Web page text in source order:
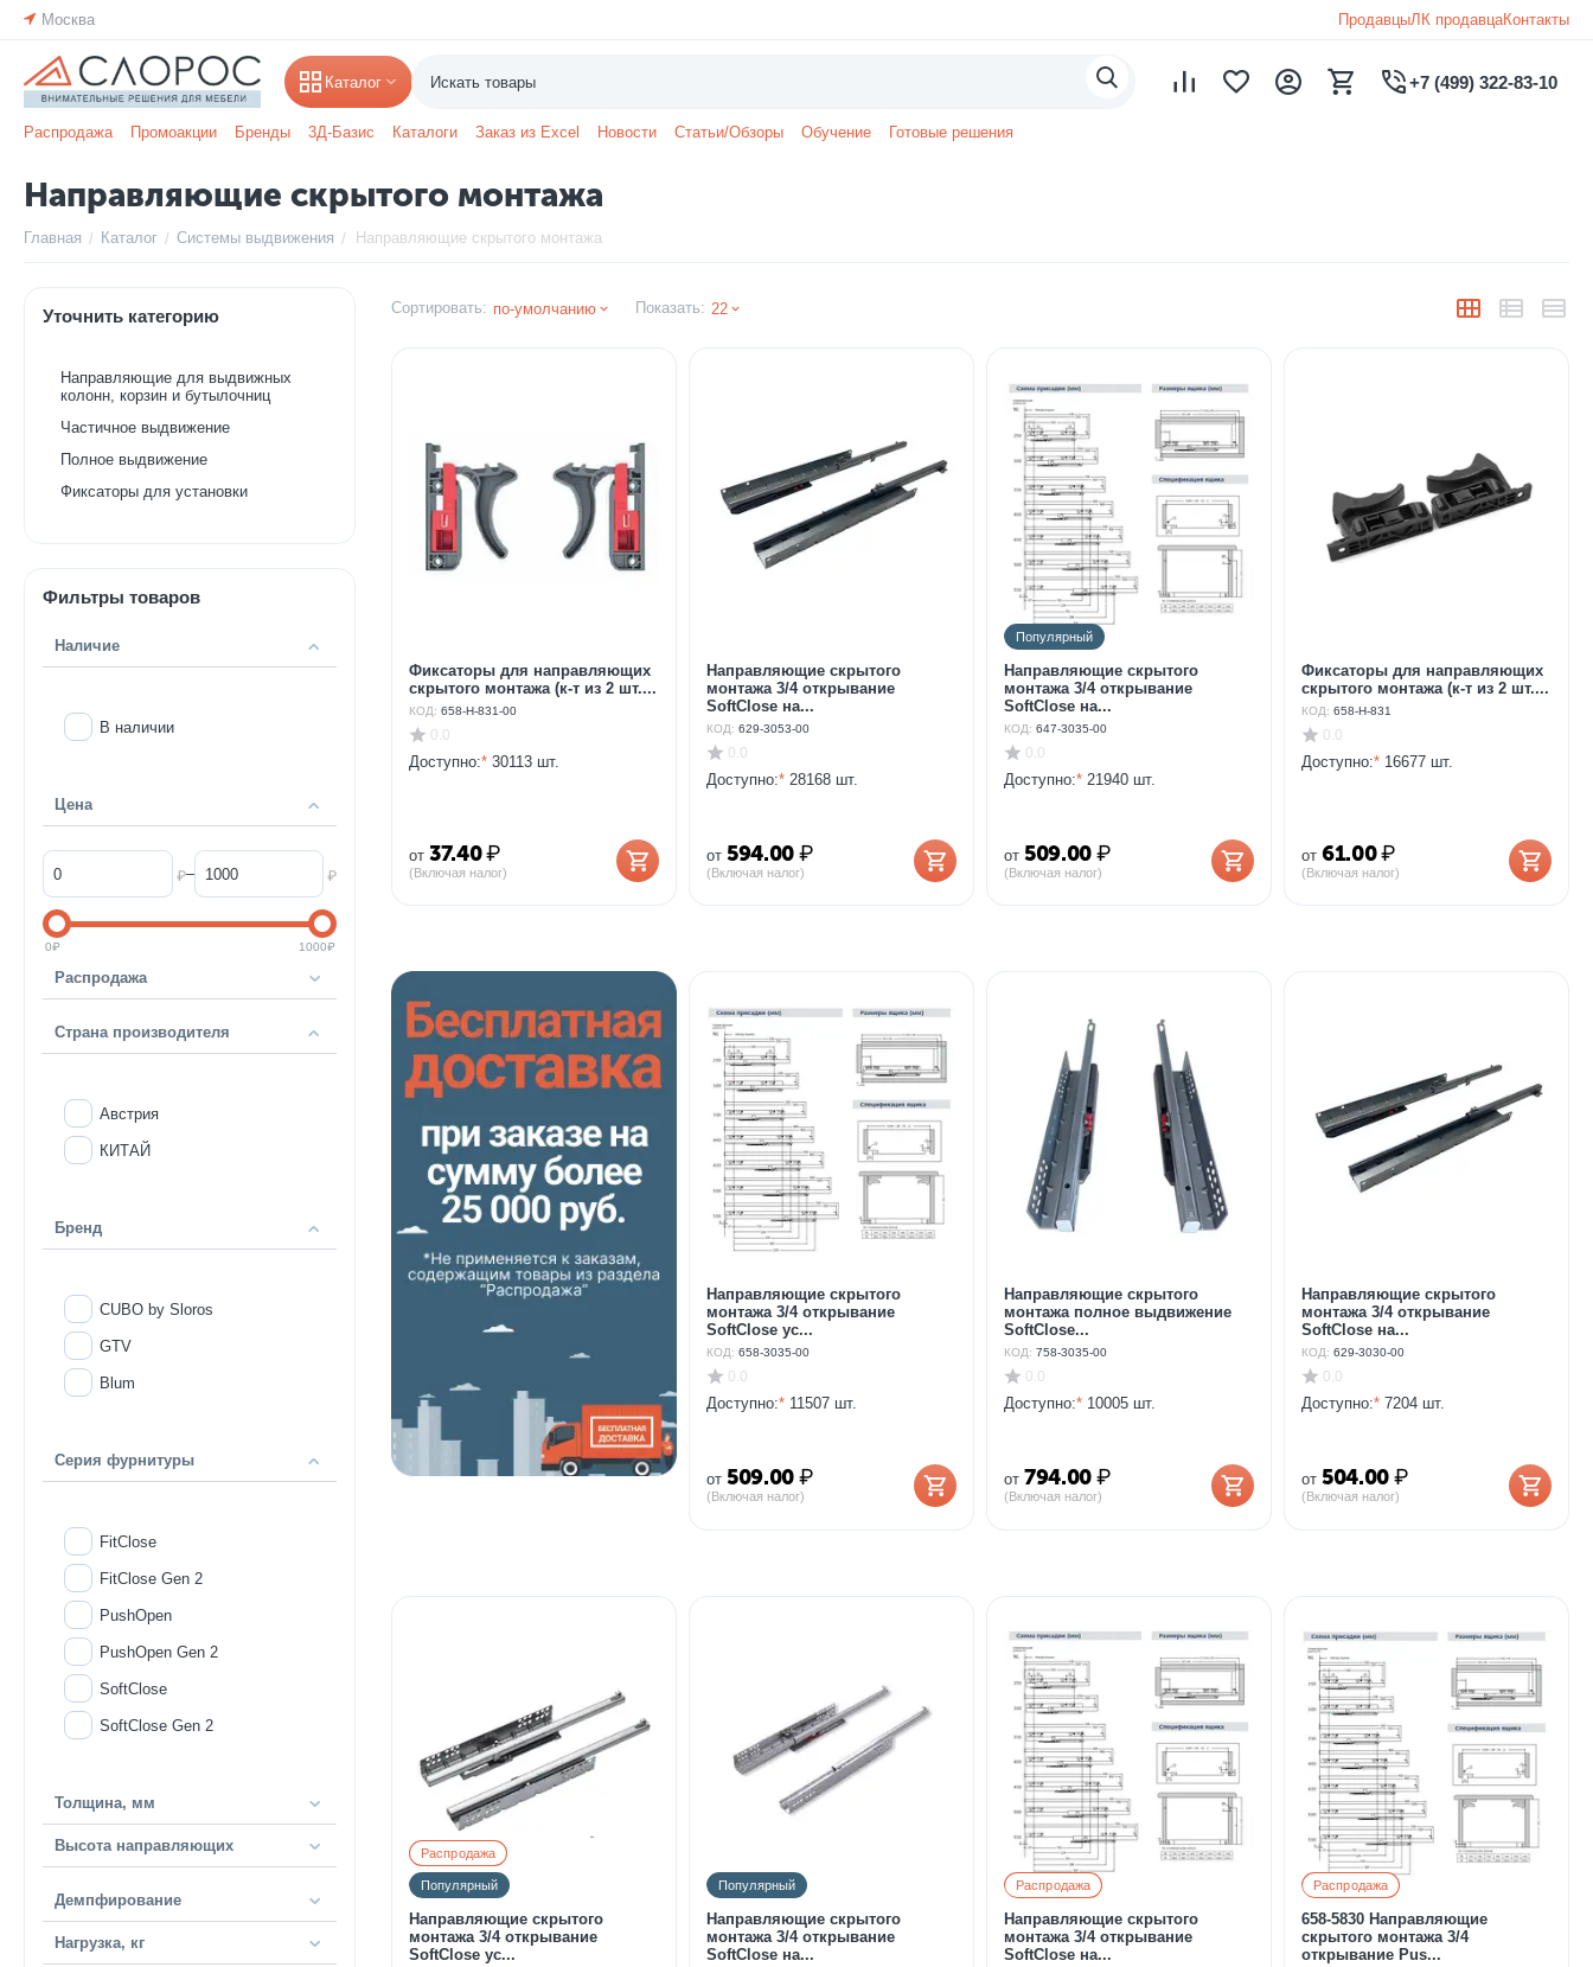
Москва ПродавцыЛК продавцаКонтакты
Каталог +7 (499) 322-83-10
Распродажа Промоакции Бренды 3Д-Базис Каталоги Заказ из Excel Новости Статьи/Обзоры Обучение Готовые решения
Направляющие скрытого монтажа
Главная / Каталог / Системы выдвижения / Направляющие скрытого монтажа
Сортировать: по-умолчанию Показать: 22
Фиксаторы для направляющих
скрытого монтажа (к-т из 2 шт....
КОД: 658-H-831-00
0.0
Доступно:* 30113 шт.
от 37.40₽
(Включая налог)
Направляющие скрытого
монтажа 3/4 открывание
SoftClose на...
КОД: 629-3053-00
0.0
Доступно:* 28168 шт.
от 594.00₽
(Включая налог)
Популярный
Направляющие скрытого
монтажа 3/4 открывание
SoftClose на...
КОД: 647-3035-00
0.0
Доступно:* 21940 шт.
от 509.00₽
(Включая налог)
Фиксаторы для направляющих
скрытого монтажа (к-т из 2 шт....
КОД: 658-H-831
0.0
Доступно:* 16677 шт.
от 61.00₽
(Включая налог)
Направляющие скрытого
монтажа 3/4 открывание
SoftClose ус...
КОД: 658-3035-00
0.0
Доступно:* 11507 шт.
от 509.00₽
(Включая налог)
Направляющие скрытого
монтажа полное выдвижение
SoftClose...
КОД: 758-3035-00
0.0
Доступно:* 10005 шт.
от 794.00₽
(Включая налог)
Направляющие скрытого
монтажа 3/4 открывание
SoftClose на...
КОД: 629-3030-00
0.0
Доступно:* 7204 шт.
от 504.00₽
(Включая налог)
Распродажа
Популярный
Направляющие скрытого
монтажа 3/4 открывание
SoftClose ус...
Популярный
Направляющие скрытого
монтажа 3/4 открывание
SoftClose на...
Распродажа
Направляющие скрытого
монтажа 3/4 открывание
SoftClose на...
Распродажа
658-5830 Направляющие
скрытого монтажа 3/4
открывание Pus...
Уточнить категорию
Направляющие для выдвижных
колонн, корзин и бутылочниц
Частичное выдвижение
Полное выдвижение
Фиксаторы для установки
Фильтры товаров
Наличие
В наличии
Цена
₽– ₽
0₽ 1000₽
Распродажа
Страна производителя
Австрия
КИТАЙ
Бренд
CUBO by Sloros
GTV
Blum
Серия фурнитуры
FitClose
FitClose Gen 2
PushOpen
PushOpen Gen 2
SoftClose
SoftClose Gen 2
Толщина, мм
Высота направляющих
Демпфирование
Нагрузка, кг